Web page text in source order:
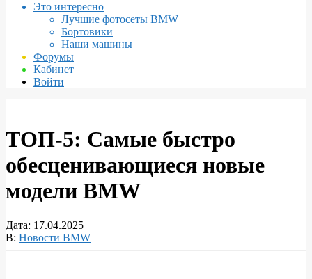
Это интересно
Лучшие фотосеты BMW
Бортовики
Наши машины
Форумы
Кабинет
Войти
ТОП-5: Самые быстро
обесценивающиеся новые
модели BMW
Дата: 17.04.2025
В: Новости BMW